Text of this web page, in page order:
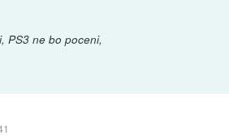
PS3 ne bo poceni,